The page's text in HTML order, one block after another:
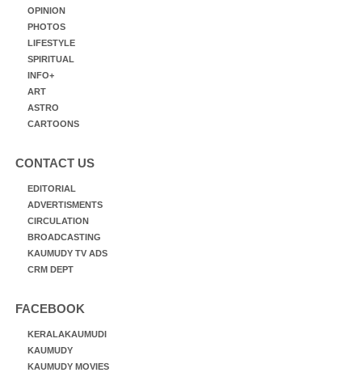
OPINION
PHOTOS
LIFESTYLE
SPIRITUAL
INFO+
ART
ASTRO
CARTOONS
CONTACT US
EDITORIAL
ADVERTISMENTS
CIRCULATION
BROADCASTING
KAUMUDY TV ADS
CRM DEPT
FACEBOOK
KERALAKAUMUDI
KAUMUDY
KAUMUDY MOVIES